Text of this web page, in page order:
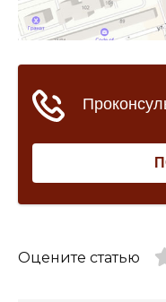
Оцените статью